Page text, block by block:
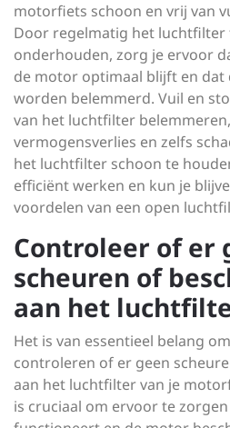
motorfiets schoon en vrij van
Door regelmatig het luchtfilter
onderhouden, zorg je ervoor
de motor optimaal blijft en dat
worden belemmerd. Vuil en
van het luchtfilter
vermogensverlies en zelfs
het luchtfilter schoon te
efficiënt werken en kun je
voordelen van een open
Controleer of er
scheuren of
aan het
Het is van essentieel belang
controleren of er geen
aan het luchtfilter van je
is cruciaal om ervoor te